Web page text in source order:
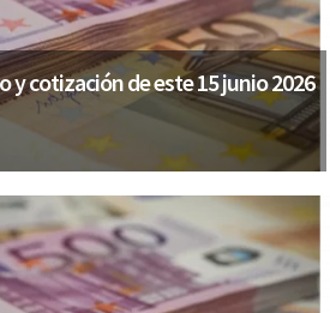
y cotización de este 15 junio 2026